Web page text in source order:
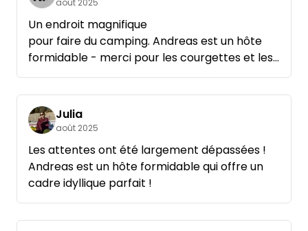
bien répartis, si bien que je n'ai eu que de brefs
contacts avec mon voisin "direct".
Le matin, les hôtes sont repassés et ont
demandé si j'avais encore besoin de quelque
emplacement ou un camping), mais cela en
valait vraiment la peine.
Si je repasse par là, je dormirai certainement à
nouveau là-bas. 😊
août 2025
Un endroit magnifique
pour faire du camping. Andreas est un hôte
formidable - merci pour les courgettes et les
tomates 🫶🏽
Julia
août 2025
Les attentes ont été largement dépassées !
Andreas est un hôte formidable qui offre un
cadre idyllique parfait !